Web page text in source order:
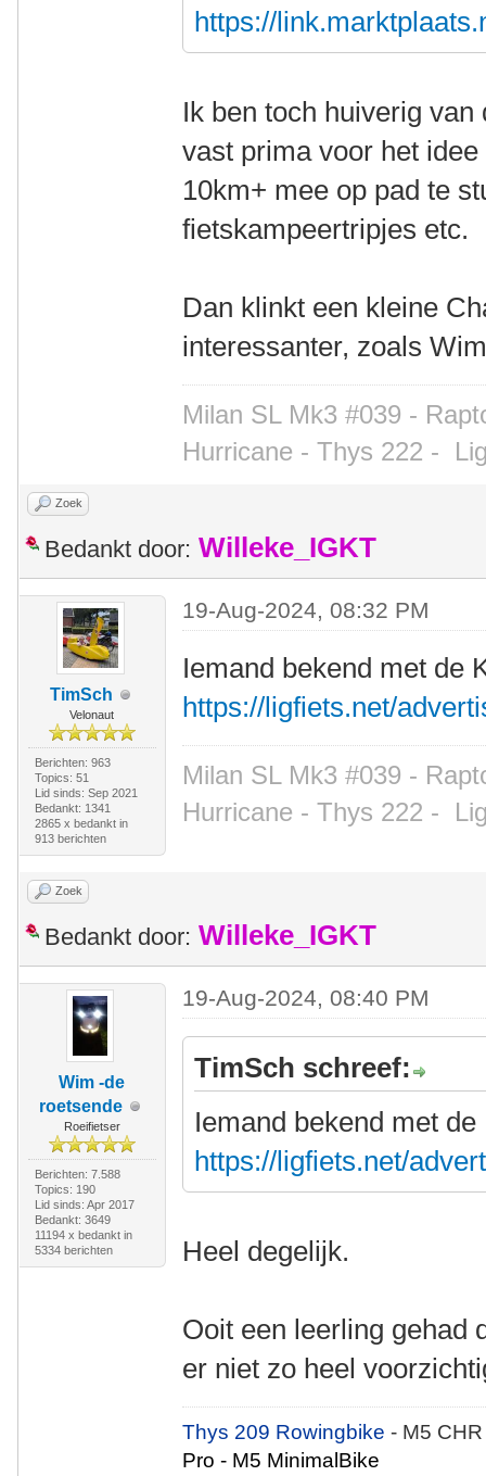
https://
Ik ben toch huiverig
vast prima voor het
10km+ mee op pad te
fietskampeertripjes etc.
Dan klinkt een kleine
interessanter, zoals
Milan SL Mk3 #039 -
Hurricane - Thys 222 -
Zoek
Bedankt door: Willeke_IGKT
TimSch
Velonaut
Berichten: 963
Topics: 51
Lid sinds: Sep 2021
Bedankt: 1341
2865 x bedankt in
913 berichten
19-Aug-2024, 08:32 PM
Iemand bekend met de
https://ligfiets.net/
Milan SL Mk3 #039 -
Hurricane - Thys 222 -
Zoek
Bedankt door: Willeke_IGKT
Wim -de
roetsende
Roeifietser
Berichten: 7.588
Topics: 190
Lid sinds: Apr 2017
Bedankt: 3649
11194 x bedankt in
5334 berichten
19-Aug-2024, 08:40 PM
TimSch schreef:
Iemand bekend met
https://ligfiets.net/
Heel degelijk.
Ooit een leerling gehad
er niet zo heel
Thys 209 Rowingbike- M5
Pro - M5 MinimalBike